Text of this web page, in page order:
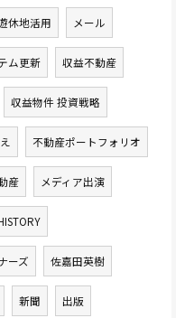
休地活用 メール
ム更新 収益不動産
収益物件 投資戦略
不動産ポートフォリオ
産 メディア出演
ーズ 佐嘉田英樹
新聞 出版